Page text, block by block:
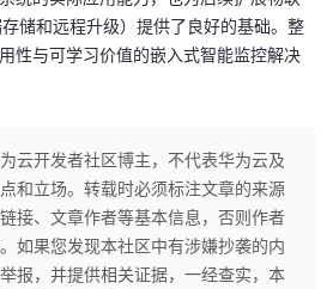
储和远程升级）提供了良好的基础。整
性与可学习价值的嵌入式智能监控解决
云开发者社区博主，不代表华为云及
和立场。转载时必须标注文章的来源
接、文章作者等基本信息，否则作者
如果您发现本社区中有涉嫌抄袭的内
报，并提供相关证据，一经查实，本